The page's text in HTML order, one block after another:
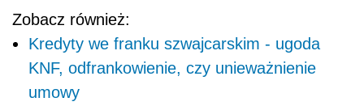
Zobacz również:
Kredyty we franku szwajcarskim - ugoda
KNF, odfrankowienie, czy unieważnienie
umowy